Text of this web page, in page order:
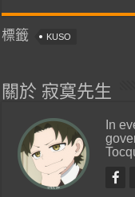
標籤 KUSO
關於 寂寞先生
In